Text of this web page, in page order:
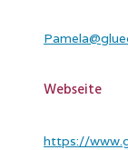
Webseite
https://